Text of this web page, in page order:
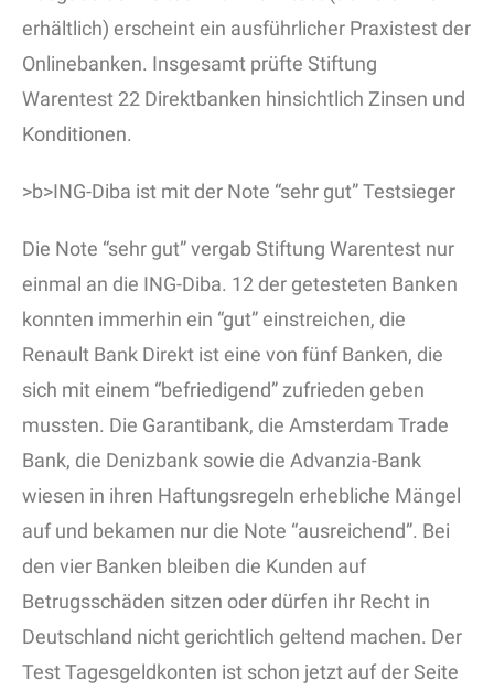
erhältlich) erscheint ein ausführlicher Praxistest der
Onlinebanken. Insgesamt prüfte Stiftung
Warentest 22 Direktbanken hinsichtlich Zinsen und
Konditionen.
>b>ING-Diba ist mit der Note “sehr gut” Testsieger
Die Note “sehr gut” vergab Stiftung Warentest nur
einmal an die ING-Diba. 12 der getesteten Banken
konnten immerhin ein “gut” einstreichen, die
Renault Bank Direkt ist eine von fünf Banken, die
sich mit einem “befriedigend” zufrieden geben
mussten. Die Garantibank, die Amsterdam Trade
Bank, die Denizbank sowie die Advanzia-Bank
wiesen in ihren Haftungsregeln erhebliche Mängel
auf und bekamen nur die Note “ausreichend”. Bei
den vier Banken bleiben die Kunden auf
Betrugsschäden sitzen oder dürfen ihr Recht in
Deutschland nicht gerichtlich geltend machen. Der
Test Tagesgeldkonten ist schon jetzt auf der Seite